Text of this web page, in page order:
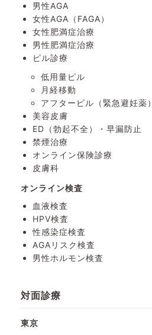
男性AGA
女性AGA（FAGA）
女性肥満症治療
男性肥満症治療
ピル診療
低用量ピル
月経移動
アフターピル （緊急避妊薬）
美容皮膚
ED（勃起不全）・ 早漏防止
禁煙治療
オンライン保険診療
皮膚科
オンライン検査
血液検査
HPV検査
性感染症検査
AGAリスク検査
男性ホルモン検査
対面診療
東京